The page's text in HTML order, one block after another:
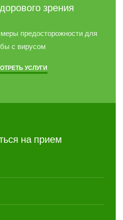
зрения
предосторожности для
с вирусом
УСЛУГИ
на прием